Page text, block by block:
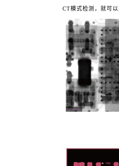
CT模式检测，就可